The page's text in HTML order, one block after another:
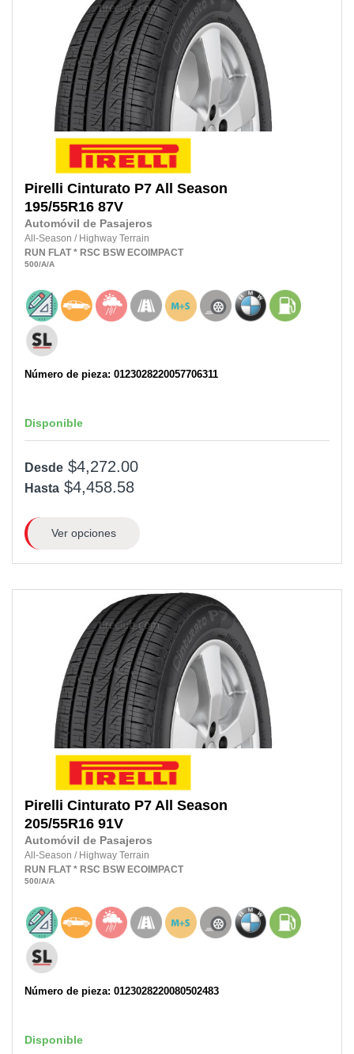
Pirelli Cinturato P7 All Season
195/55R16 87V
Automóvil de Pasajeros
All-Season / Highway Terrain
RUN FLAT * RSC BSW ECOIMPACT
500/A/A
Número de pieza: 0123028220057706311
Disponible
Desde $4,272.00
Hasta $4,458.58
Ver opciones
Pirelli Cinturato P7 All Season
205/55R16 91V
Automóvil de Pasajeros
All-Season / Highway Terrain
RUN FLAT * RSC BSW ECOIMPACT
500/A/A
Número de pieza: 0123028220080502483
Disponible